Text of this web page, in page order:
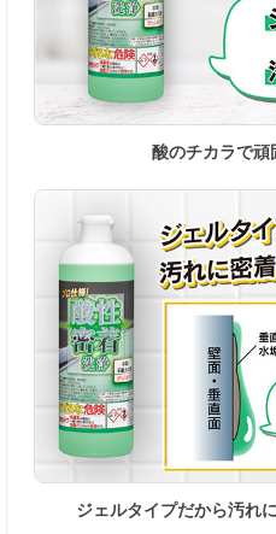
酸のチカラで頑
ジェルタイプだから汚れ